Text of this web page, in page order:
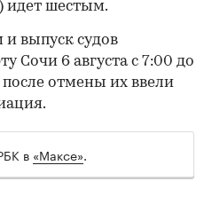
идет шестым.
выпуск судов
Сочи 6 августа с 7:00 до
после отмены их ввели
в «Максе».